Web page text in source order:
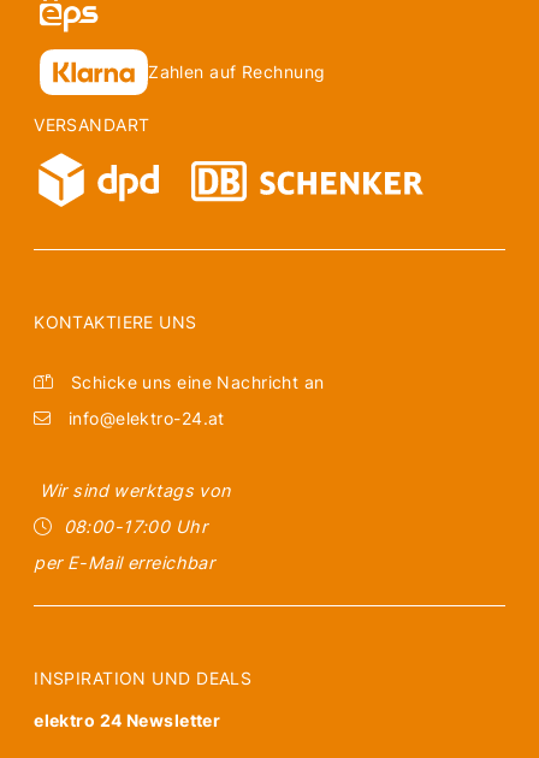
Zahlen auf Rechnung
VERSANDART
KONTAKTIERE UNS
Schicke uns eine Nachricht an
info@elektro-24.at
Wir sind werktags von
08:00-17:00 Uhr
per E-Mail erreichbar
INSPIRATION UND DEALS
elektro 24 Newsletter